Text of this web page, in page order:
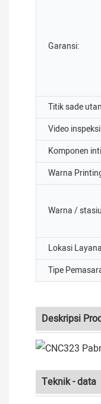
Garansi:
Titik sade
Video
Komponen
Warna
Warna /
Lokasi
Tipe
Deskripsi
Teknik - data